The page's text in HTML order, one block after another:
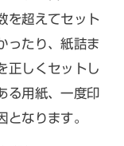
を超えてセット
ったり、紙詰ま
正しくセットし
る用紙、一度印
なります。